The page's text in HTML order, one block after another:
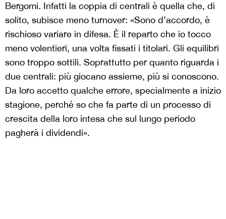
Bergomi. Infatti la coppia di centrali è quella che, di
solito, subisce meno turnover: «Sono d’accordo, è
rischioso variare in difesa. È il reparto che io tocco
meno volentieri, una volta fissati i titolari. Gli equilibri
sono troppo sottili. Soprattutto per quanto riguarda i
due centrali: più giocano assieme, più si conoscono.
Da loro accetto qualche errore, specialmente a inizio
stagione, perché so che fa parte di un processo di
crescita della loro intesa che sul lungo periodo
pagherà i dividendi».